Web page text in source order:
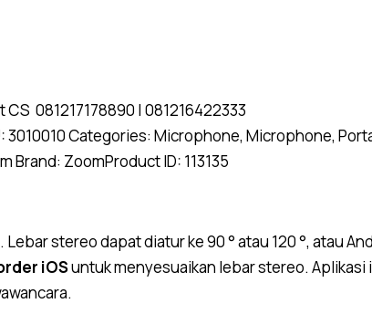
CS 081217178890 | 081216422333
3010010Categories: Microphone, Microphone,
Brand: ZoomProduct ID: 113135
stereo dapat diatur ke 90 ° atau 120 °, atau
iOSuntuk menyesuaikan lebar stereo. Aplikasi